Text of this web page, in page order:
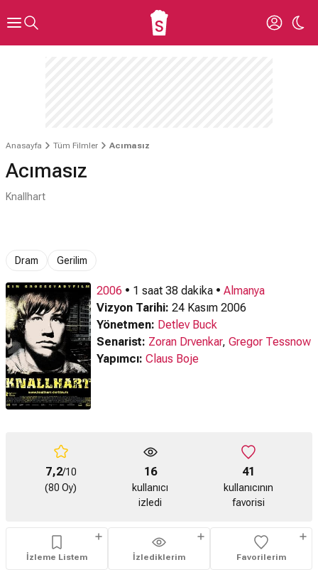
Anasayfa Tüm Filmler Acımasız
Acımasız
Knallhart
Dram Gerilim
2006 • 1 saat 38 dakika • Almanya
Vizyon Tarihi: 24 Kasım 2006
Yönetmen: Detlev Buck
Senarist: Zoran Drvenkar, Gregor Tessnow
Yapımcı: Claus Boje
7,2/10
(80 Oy)
16
kullanıcı
izledi
41
kullanıcının
favorisi
İzleme Listem İzlediklerim Favorilerim